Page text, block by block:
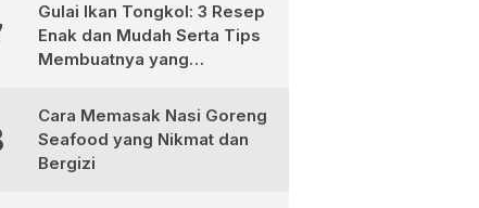
Gulai Ikan Tongkol: 3 Resep
Enak dan Mudah Serta Tips
Membuatnya yang
Cara Memasak Nasi Goreng
Seafood yang Nikmat dan
Bergizi